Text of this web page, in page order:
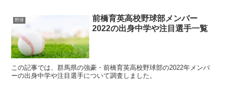
野球
前橋育英高校野球部メンバー
2022の出身中学や注目選手一覧
この記事では、群馬県の強豪・前橋育英高校野球部の2022年メンバ
ーの出身中学や注目選手について調査しました。